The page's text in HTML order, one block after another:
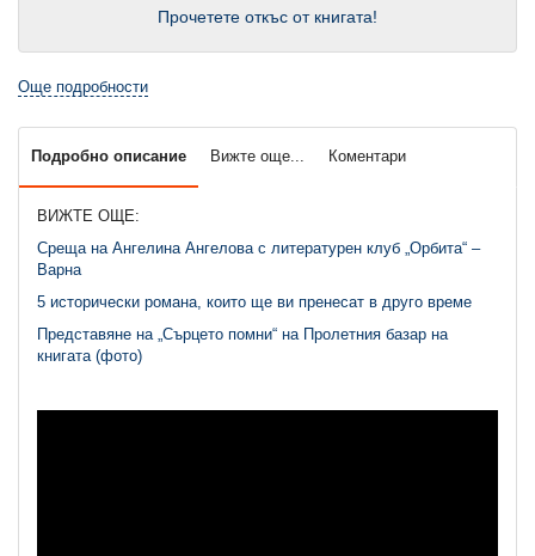
Прочетете откъс от книгата!
Още подробности
Подробно описание Вижте още... Коментари
ВИЖТЕ ОЩЕ:
Среща на Ангелина Ангелова с литературен клуб „Орбита“ –
Варна
5 исторически романа, които ще ви пренесат в друго време
Представяне на „Сърцето помни“ на Пролетния базар на
книгата (фото)